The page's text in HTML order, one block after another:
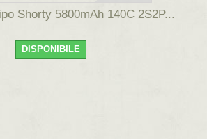
Shorty 5800mAh 140C 2S2P...
DISPONIBILE